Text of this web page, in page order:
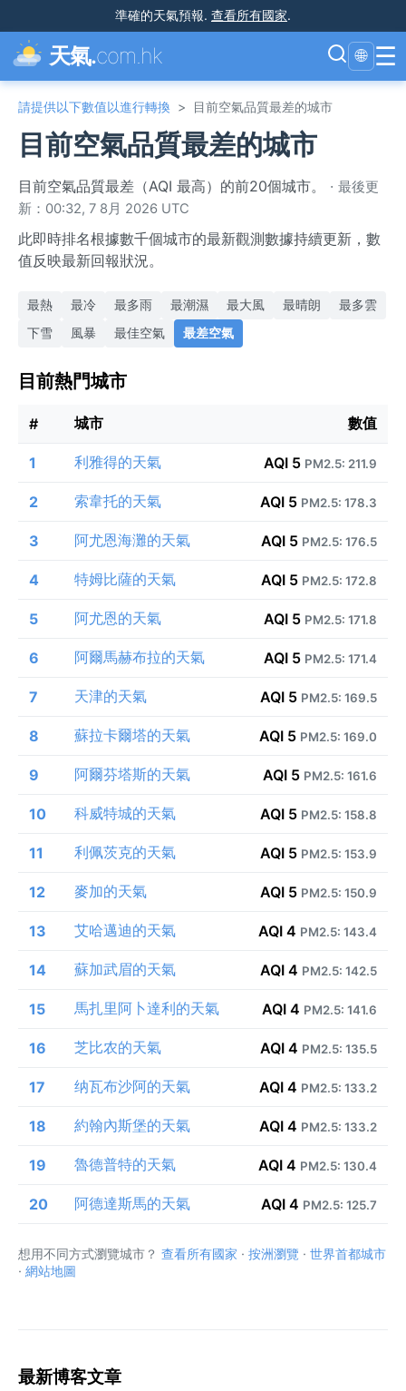
準確的天氣預報. 查看所有國家.
天氣.com.hk 🌐 ☰
請提供以下數值以進行轉換 > 目前空氣品質最差的城市
目前空氣品質最差的城市
目前空氣品質最差（AQI 最高）的前20個城市。 · 最後更
新：00:32, 7 8月 2026 UTC
此即時排名根據數千個城市的最新觀測數據持續更新，數
值反映最新回報狀況。
最熱 最冷 最多雨 最潮濕 最大風 最晴朗
最多雲
下雪
風暴 最佳空氣 最差空氣
目前熱門城市
# 城市 數值
1 利雅得的天氣 AQI 5 PM2.5: 211.9
2 索韋托的天氣 AQI 5 PM2.5: 178.3
3 阿尤恩海灘的天氣 AQI 5 PM2.5: 176.5
4 特姆比薩的天氣 AQI 5 PM2.5: 172.8
5 阿尤恩的天氣 AQI 5 PM2.5: 171.8
6 阿爾馬赫布拉的天氣 AQI 5 PM2.5: 171.4
7 天津的天氣 AQI 5 PM2.5: 169.5
8 蘇拉卡爾塔的天氣 AQI 5 PM2.5: 169.0
9 阿爾芬塔斯的天氣 AQI 5 PM2.5: 161.6
10 科威特城的天氣 AQI 5 PM2.5: 158.8
11 利佩茨克的天氣 AQI 5 PM2.5: 153.9
12 麥加的天氣 AQI 5 PM2.5: 150.9
13 艾哈邁迪的天氣 AQI 4 PM2.5: 143.4
14 蘇加武眉的天氣 AQI 4 PM2.5: 142.5
15 馬扎里阿卜達利的天氣 AQI 4 PM2.5: 141.6
16 芝比农的天氣 AQI 4 PM2.5: 135.5
17 纳瓦布沙阿的天氣 AQI 4 PM2.5: 133.2
18 約翰內斯堡的天氣 AQI 4 PM2.5: 133.2
19 魯德普特的天氣 AQI 4 PM2.5: 130.4
20 阿德達斯馬的天氣 AQI 4 PM2.5: 125.7
想用不同方式瀏覽城市？ 查看所有國家 · 按洲瀏覽 · 世界首都城市
· 網站地圖
最新博客文章